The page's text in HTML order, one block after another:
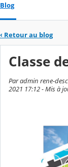
Blog
‹ Retour au blog
Classe
Par admin rene-
2021 17:12 - Mis à